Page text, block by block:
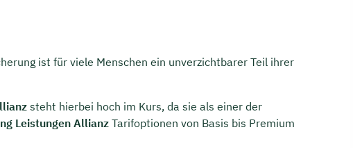
ist für viele Menschen ein unverzichtbarer Teil ihrer
steht hierbei hoch im Kurs, da sie als einer der
Leistungen AllianzTarifoptionen von Basis bis Premium